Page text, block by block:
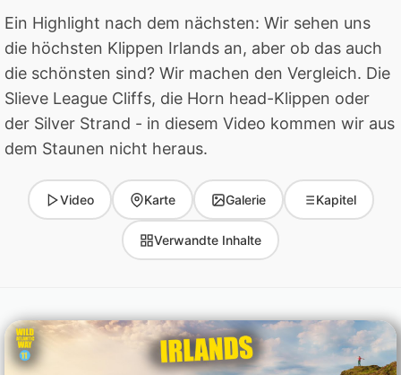
Ein Highlight nach dem nächsten: Wir sehen uns
die höchsten Klippen Irlands an, aber ob das auch
die schönsten sind? Wir machen den Vergleich. Die
Slieve League Cliffs, die Horn head-Klippen oder
der Silver Strand - in diesem Video kommen wir aus
dem Staunen nicht heraus.
Video Karte Galerie Kapitel
Verwandte Inhalte